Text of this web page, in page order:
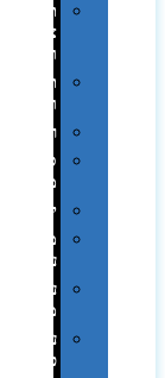
תיקי
ומכתביות
תערוכות
וכנסים
רמקולים
סוכריות
ממותגות
יודאיקה
מארזי
עטים
עטי
מתכת
עטי
פלסטיק